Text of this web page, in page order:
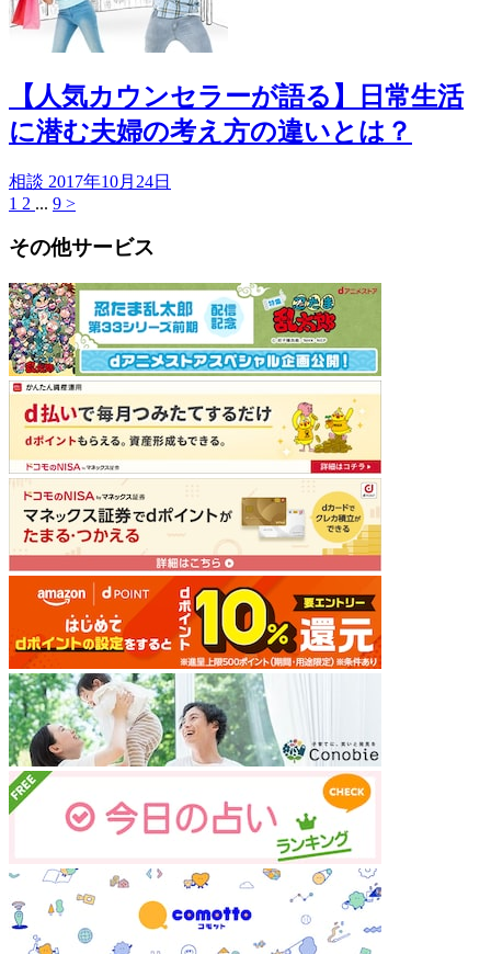
【人気カウンセラーが語る】日常生活
に潜む夫婦の考え方の違いとは？
相談 2017年10月24日
1 2 ... 9 >
その他サービス